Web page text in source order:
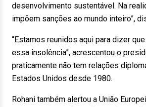
desenvolvimento sustentável. Na
impõem sanções ao mundo inteiro”,
“Estamos reunidos aqui para dizer
essa insolência”, acrescentou o
praticamente não tem relações
Estados Unidos desde 1980.
Rohani também alertou a União